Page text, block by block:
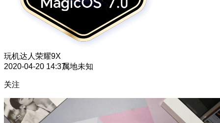
玩机达人 荣耀9X
2020-04-20 14:37属地未知
关注